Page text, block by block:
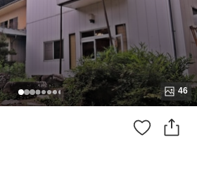
46